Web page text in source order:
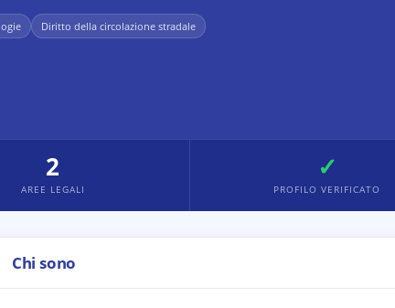
Diritto della circolazione stradale
2
AREE LEGALI
✓
PROFILO VERIFICATO
Chi sono